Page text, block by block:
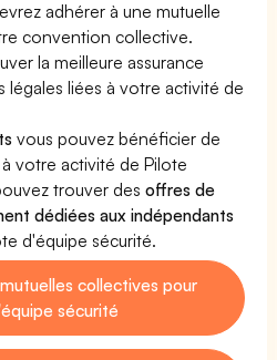
adhérer à une mutuelle
convention collective.
la meilleure assurance
liées à votre activité de
vous pouvez bénéficier de
votre activité de Pilote
trouver desoffres de
dédiées aux indépendants
d'équipe sécurité.
collectives pour
sécurité